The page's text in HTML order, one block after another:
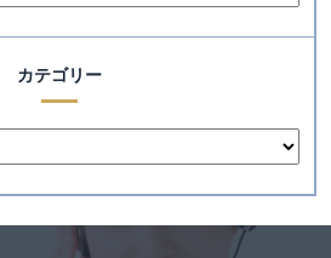
カテゴリー